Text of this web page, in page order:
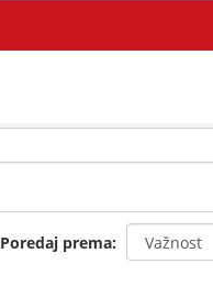
Poredaj prema